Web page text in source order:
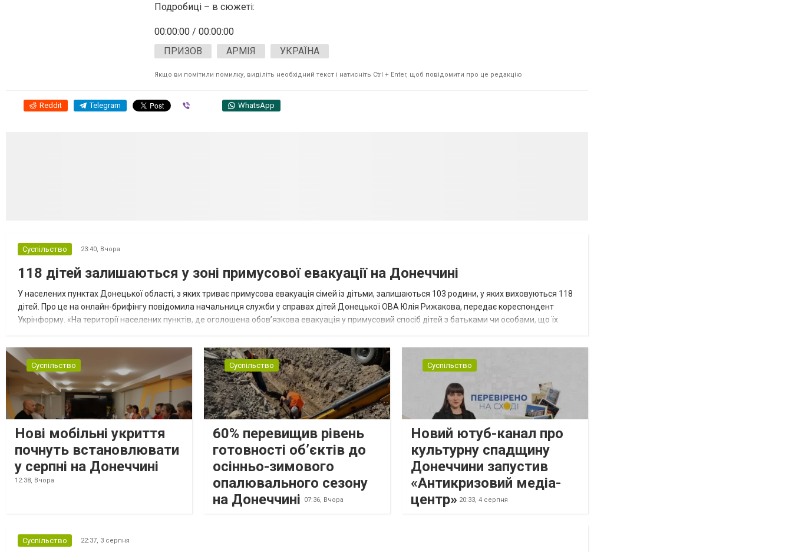
Подробиці – в сюжеті:
00:00:00 / 00:00:00
ПРИЗОВ
АРМІЯ УКРАЇНА
Якщо ви помітили помилку, виділіть необхідний текст і натисніть Ctrl + Enter, щоб повідомити про це редакцію
Reddit Telegram WhatsApp
Суспільство 23:40, Вчора
118 дітей залишаються у зоні примусової евакуації на Донеччині
У населених пунктах Донецької області, з яких триває примусова евакуація сімей із дітьми, залишаються 103 родини, у яких виховуються 118
дітей. Про це на онлайн-брифінгу повідомила начальниця служби у справах дітей Донецької ОВА Юлія Рижакова, передає кореспондент
Укрінформу. «На території населених пунктів, де оголошена обов’язкова евакуація у примусовий спосіб дітей з батьками чи особами, що їх
Суспільство
Нові мобільні укриття
почнуть встановлювати
у серпні на Донеччині
12:38, Вчора
Суспільство
60% перевищив рівень
готовності об’єктів до
осінньо-зимового
опалювального сезону
на Донеччині
07:36, Вчора
Суспільство
Новий ютуб-канал про
культурну спадщину
Донеччини запустив
«Антикризовий медіа-
центр» 20:33, 4 серпня
Суспільство 22:37, 3 серпня